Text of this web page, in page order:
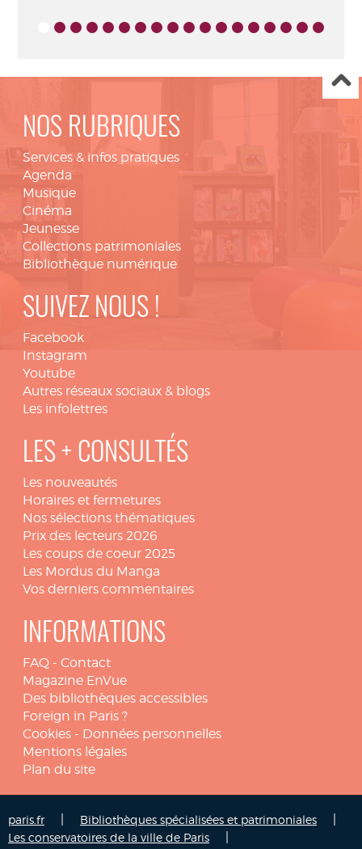
NOS RUBRIQUES
Services & infos pratiques
Agenda
Musique
Cinéma
Jeunesse
Collections patrimoniales
Bibliothèque numérique
SUIVEZ NOUS !
Facebook
Instagram
Youtube
Autres réseaux sociaux & blogs
Les infolettres
LES + CONSULTÉS
Les nouveautés
Horaires et fermetures
Nos sélections thématiques
Prix des lecteurs 2026
Les coups de coeur 2025
Les Mordus du Manga
Vos derniers commentaires
INFORMATIONS
FAQ - Contact
Magazine EnVue
Des bibliothèques accessibles
Foreign in Paris ?
Cookies - Données personnelles
Mentions légales
Plan du site
paris.fr Bibliothèques spécialisées et patrimoniales
Les conservatoires de la ville de Paris